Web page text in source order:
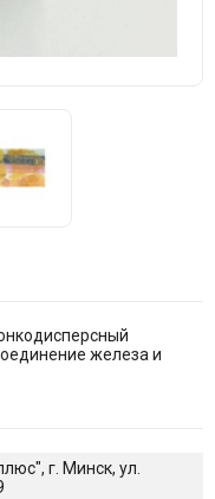
железа и
г. Минск, ул.